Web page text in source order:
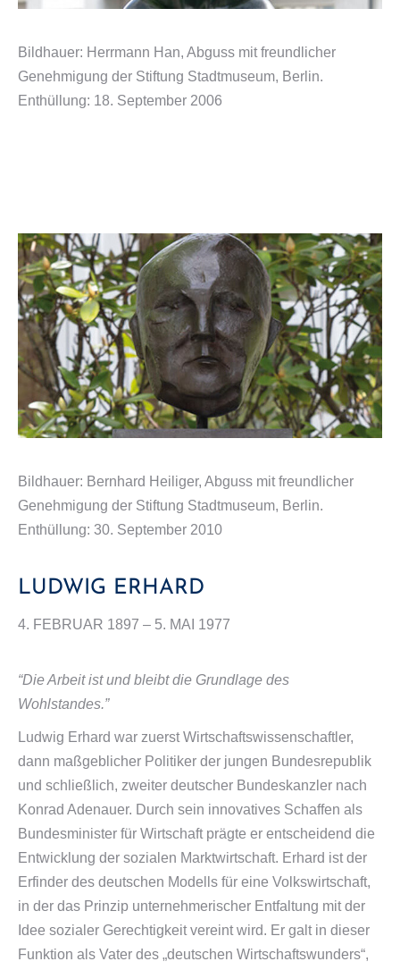
Bildhauer: Herrmann Han, Abguss mit freundlicher
Genehmigung der Stiftung Stadtmuseum, Berlin.
Enthüllung: 18. September 2006
Bildhauer: Bernhard Heiliger, Abguss mit freundlicher
Genehmigung der Stiftung Stadtmuseum, Berlin.
Enthüllung: 30. September 2010
LUDWIG ERHARD
4. FEBRUAR 1897 – 5. MAI 1977
“Die Arbeit ist und bleibt die Grundlage des
Wohlstandes.”
Ludwig Erhard war zuerst Wirtschaftswissenschaftler,
dann maßgeblicher Politiker der jungen Bundesrepublik
und schließlich, zweiter deutscher Bundeskanzler nach
Konrad Adenauer. Durch sein innovatives Schaffen als
Bundesminister für Wirtschaft prägte er entscheidend die
Entwicklung der sozialen Marktwirtschaft. Erhard ist der
Erfinder des deutschen Modells für eine Volkswirtschaft,
in der das Prinzip unternehmerischer Entfaltung mit der
Idee sozialer Gerechtigkeit vereint wird. Er galt in dieser
Funktion als Vater des „deutschen Wirtschaftswunders“,